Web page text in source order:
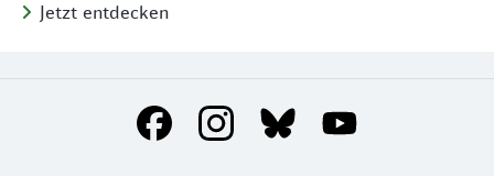
Jetzt entdecken
Social Media Links